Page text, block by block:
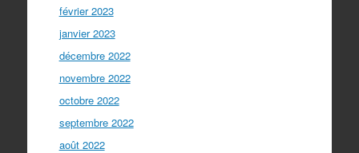
février 2023
janvier 2023
décembre 2022
novembre 2022
octobre 2022
septembre 2022
août 2022